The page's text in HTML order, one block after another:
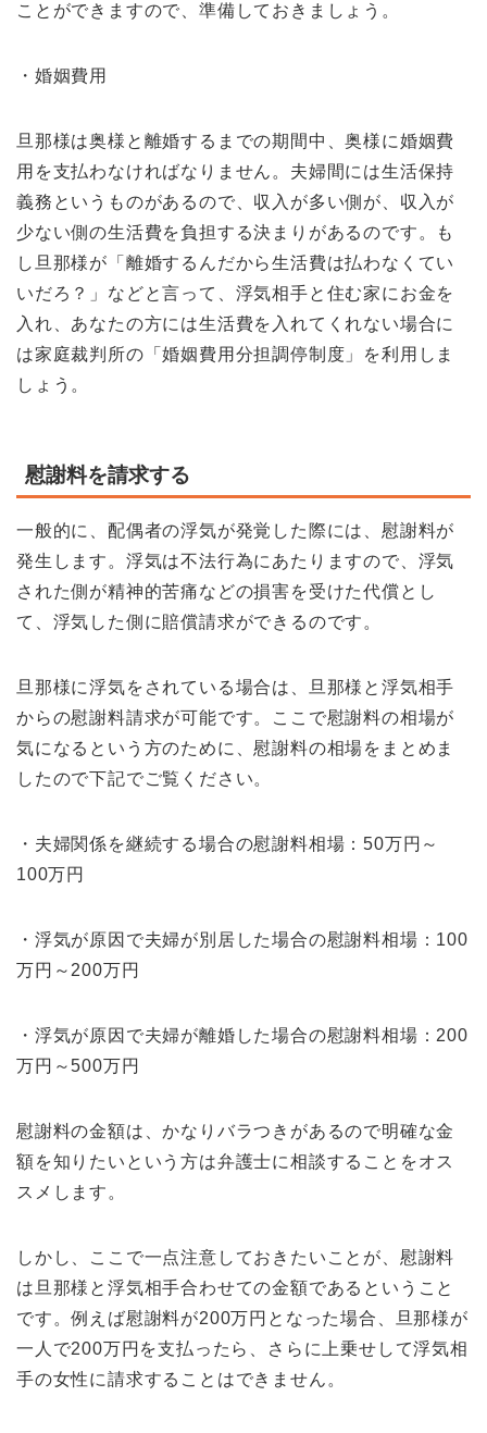
ことができますので、準備しておきましょう。
・婚姻費用
旦那様は奥様と離婚するまでの期間中、奥様に婚姻費
用を支払わなければなりません。夫婦間には生活保持
義務というものがあるので、収入が多い側が、収入が
少ない側の生活費を負担する決まりがあるのです。も
し旦那様が「離婚するんだから生活費は払わなくてい
いだろ？」などと言って、浮気相手と住む家にお金を
入れ、あなたの方には生活費を入れてくれない場合に
は家庭裁判所の「婚姻費用分担調停制度」を利用しま
しょう。
慰謝料を請求する
一般的に、配偶者の浮気が発覚した際には、慰謝料が
発生します。浮気は不法行為にあたりますので、浮気
された側が精神的苦痛などの損害を受けた代償とし
て、浮気した側に賠償請求ができるのです。
旦那様に浮気をされている場合は、旦那様と浮気相手
からの慰謝料請求が可能です。ここで慰謝料の相場が
気になるという方のために、慰謝料の相場をまとめま
したので下記でご覧ください。
・夫婦関係を継続する場合の慰謝料相場：50万円～
100万円
・浮気が原因で夫婦が別居した場合の慰謝料相場：100
万円～200万円
・浮気が原因で夫婦が離婚した場合の慰謝料相場：200
万円～500万円
慰謝料の金額は、かなりバラつきがあるので明確な金
額を知りたいという方は弁護士に相談することをオス
スメします。
しかし、ここで一点注意しておきたいことが、慰謝料
は旦那様と浮気相手合わせての金額であるということ
です。例えば慰謝料が200万円となった場合、旦那様が
一人で200万円を支払ったら、さらに上乗せして浮気相
手の女性に請求することはできません。